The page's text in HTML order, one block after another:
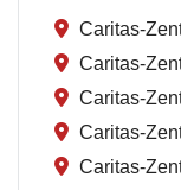
Caritas-
Caritas-
Caritas-
Caritas-
Caritas-